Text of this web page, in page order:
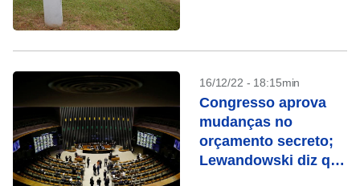
16/12/22 - 18:15min
Congresso aprova
mudanças no
orçamento secreto;
Lewandowski diz que